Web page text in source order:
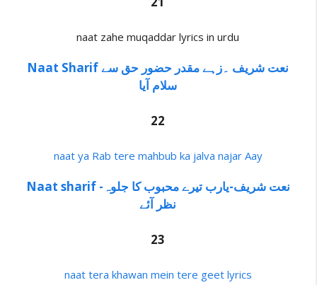
naat zahe muqaddar lyrics in urdu
Naat Sharif نعت شریف ۔زہے مقدر حضور حق سے
سلام آیا
22
naat ya Rab tere mahbub ka jalva najar Aay
Naat sharif -نعت شریف-یارب تیرے محبوب کا جلوہ
نظر آئے
23
naat tera khawan mein tere geet lyrics